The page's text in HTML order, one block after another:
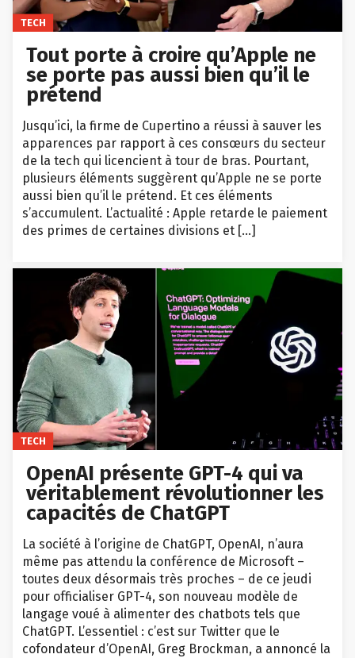
TECH
Tout porte à croire qu’Apple ne
se porte pas aussi bien qu’il le
prétend
Jusqu’ici, la firme de Cupertino a réussi à sauver les
apparences par rapport à ces consœurs du secteur
de la tech qui licencient à tour de bras. Pourtant,
plusieurs éléments suggèrent qu’Apple ne se porte
aussi bien qu’il le prétend. Et ces éléments
s’accumulent. L’actualité : Apple retarde le paiement
des primes de certaines divisions et […]
TECH
OpenAI présente GPT-4 qui va
véritablement révolutionner les
capacités de ChatGPT
La société à l’origine de ChatGPT, OpenAI, n’aura
même pas attendu la conférence de Microsoft –
toutes deux désormais très proches – de ce jeudi
pour officialiser GPT-4, son nouveau modèle de
langage voué à alimenter des chatbots tels que
ChatGPT. L’essentiel : c’est sur Twitter que le
cofondateur d’OpenAI, Greg Brockman, a annoncé la